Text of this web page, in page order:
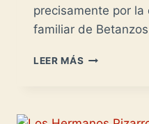
precisamente por
familiar de
LEER MÁS JUAN